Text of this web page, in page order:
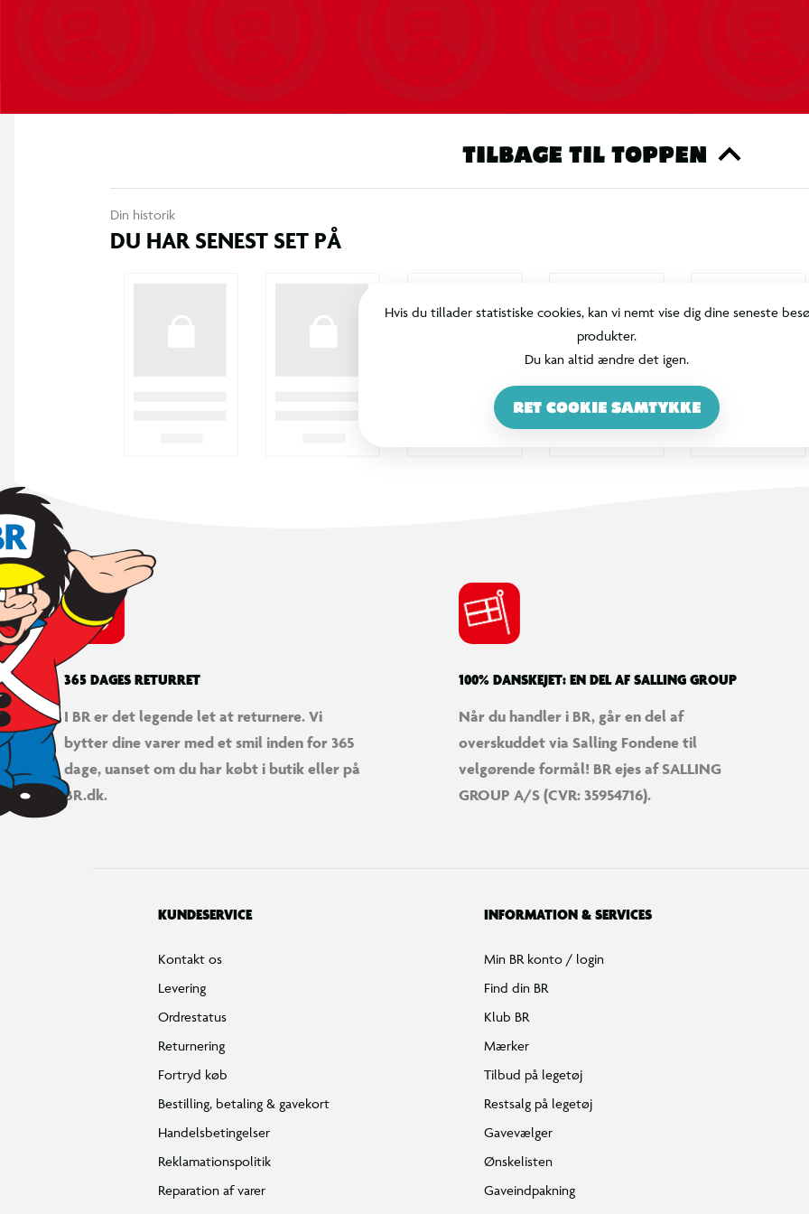
TILBAGE TIL TOPPEN
Din historik
DU HAR SENEST SET PÅ
Hvis du tillader statistiske cookies, kan vi nemt vise dig dine seneste
produkter.
Du kan altid ændre det igen.
RET COOKIE SAMTYKKE
365 DAGES RETURRET
I BR er det legende let at returnere. Vi
bytter dine varer med et smil inden for 365
dage, uanset om du har købt i butik eller på
BR.dk.
100% DANSKEJET: EN DEL AF SALLING GROUP
Når du handler i BR, går en del af
overskuddet via Salling Fondene til
velgørende formål! BR ejes af SALLING
GROUP A/S (CVR: 35954716).
KUNDESERVICE
Kontakt os
Levering
Ordrestatus
Returnering
Fortryd køb
Bestilling, betaling & gavekort
Handelsbetingelser
Reklamationspolitik
Reparation af varer
INFORMATION & SERVICES
Min BR konto / login
Find din BR
Klub BR
Mærker
Tilbud på legetøj
Restsalg på legetøj
Gavevælger
Ønskelisten
Gaveindpakning